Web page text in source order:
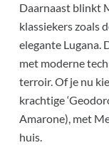
Daarnaast blinkt
klassiekers zoals
elegante Lugana.
met moderne
terroir. Of je nu
krachtige
Amarone), met
huis.